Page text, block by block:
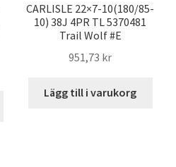
CARLISLE 22×7-10(180/85-
10) 38J 4PR TL 5370481
Trail Wolf #E
951,73 kr
Lägg till i varukorg